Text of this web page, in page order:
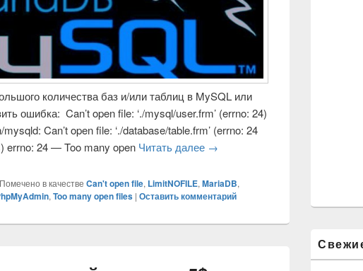
количества баз и/или таблиц в MySQL или
ошибка: Can’t open file: ‘./mysql/user.frm’ (errno: 24)
Can’t open file: ‘./database/table.frm’ (errno: 24
errno: 24 — Too many open Читать далее Ошибка mysql или mariaDB —
→
Помечено в качестве Can't open file, LimitNOFILE, MariaDB,
, Too many open files | Оставить комментарий